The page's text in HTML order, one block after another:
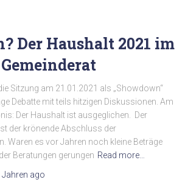
Der Haushalt 2021 im
Sitzung am 21.01.2021 als „Showdown“
Debatte mit teils hitzigen Diskussionen. Am
Der Haushalt ist ausgeglichen. Der
der krönende Abschluss der
Waren es vor Jahren noch kleine Beträge
Beratungen gerungen Read more…
Jahren ago